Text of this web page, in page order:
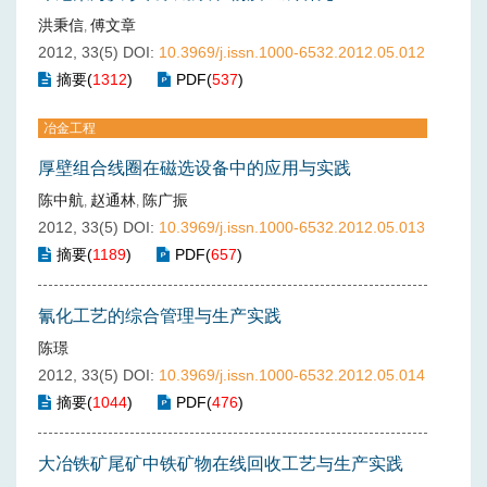
洪秉信, 傅文章
2012, 33(5) DOI: 10.3969/j.issn.1000-6532.2012.05.012
摘要(1312) PDF(537)
冶金工程
厚壁组合线圈在磁选设备中的应用与实践
陈中航, 赵通林, 陈广振
2012, 33(5) DOI: 10.3969/j.issn.1000-6532.2012.05.013
摘要(1189) PDF(657)
氰化工艺的综合管理与生产实践
陈璟
2012, 33(5) DOI: 10.3969/j.issn.1000-6532.2012.05.014
摘要(1044) PDF(476)
大冶铁矿尾矿中铁矿物在线回收工艺与生产实践